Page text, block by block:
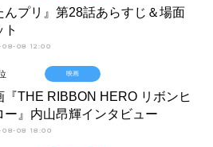
んプリ』第28話あらすじ＆場面
ト
08-08 12:00
『THE RIBBON HERO リボンヒ
ー』内山昂輝インタビュー
08-08 18:00
映画